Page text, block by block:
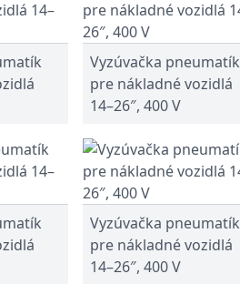
Vyzúvačka pneumatík
pre nákladné vozidlá
14–26″, 400 V
Vyzúvačka pneumatík
pre nákladné vozidlá
14–26″, 400 V